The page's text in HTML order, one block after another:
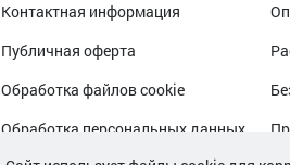
Контактная информация
Публичная оферта
Обработка файлов cookie
Обработка персональных данных